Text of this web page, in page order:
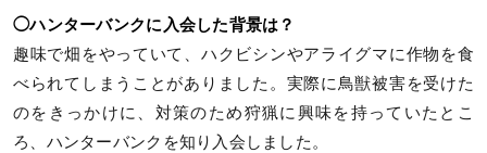
◯ハンターバンクに入会した背景は？
趣味で畑をやっていて、ハクビシンやアライグマに作物を食
べられてしまうことがありました。実際に鳥獣被害を受けた
のをきっかけに、対策のため狩猟に興味を持っていたとこ
ろ、ハンターバンクを知り入会しました。